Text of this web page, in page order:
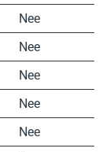
Nee
Nee
Nee
Nee
Nee